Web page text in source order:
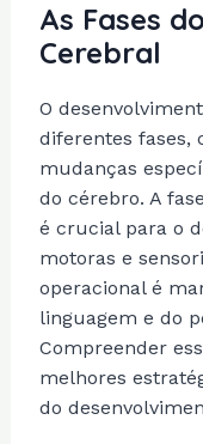
As Fases
Cerebral
O
diferentes fases,
mudanças
do cérebro. A
é crucial para o
motoras e
operacional é
linguagem e do
Compreender
melhores
do